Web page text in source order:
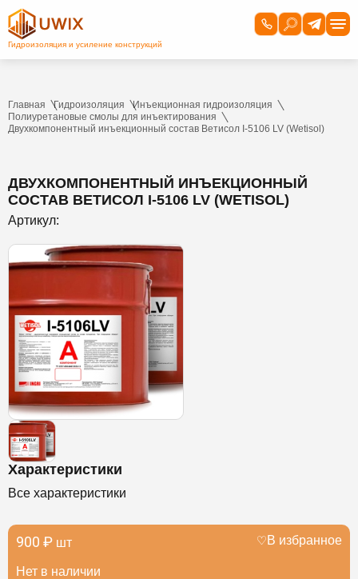
Главная Гидроизоляция
Инъекционная гидроизоляция
Полиуретановые смолы для инъектирования
Двухкомпонентный инъекционный состав Ветисол I-5106 LV (Wetisol)
ДВУХКОМПОНЕНТНЫЙ ИНЪЕКЦИОННЫЙ
СОСТАВ ВЕТИСОЛ I-5106 LV (WETISOL)
Артикул:
Характеристики
Все характеристики
900 ₽ шт
Нет в наличии
В избранное